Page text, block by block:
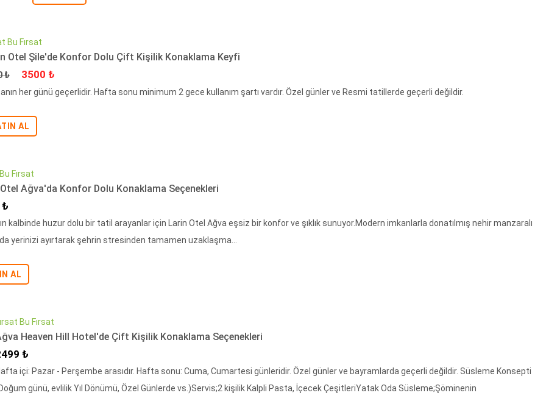
Bu Fırsat
Otel Şile'de Konfor Dolu Çift Kişilik Konaklama Keyfi
₺ İndirimli Fiyat
3500 ₺
her günü geçerlidir. Hafta sonu minimum 2 gece kullanım şartı vardır. Özel günler ve Resmi tatillerde geçerli değildir.
AL
Fırsat
Ağva'da Konfor Dolu Konaklama Seçenekleri
Fiyat
kalbinde huzur dolu bir tatil arayanlar için Larin Otel Ağva eşsiz bir konfor ve şıklık sunuyor.Modern imkanlarla donatılmış nehir manzaralı
yerinizi ayırtarak şehrin stresinden tamamen uzaklaşma...
AL
Bu Fırsat
Heaven Hill Hotel'de Çift Kişilik Konaklama Seçenekleri
Fiyat
₺
içi: Pazar - Perşembe arasıdır. Hafta sonu: Cuma, Cumartesi günleridir. Özel günler ve bayramlarda geçerli değildir. Süsleme Konsepti
günü, evlilik Yıl Dönümü, Özel Günlerde vs.)Servis;2 kişilik Kalpli Pasta, İçecek ÇeşitleriYatak Oda Süsleme;Şöminenin